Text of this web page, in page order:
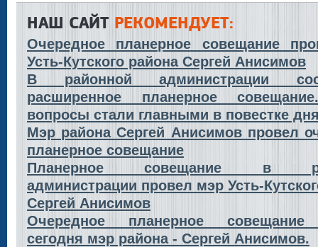
НАШ САЙТРЕКОМЕНДУЕТ:
Очередное планерное совещание
Усть-Кутского района Сергей Анисимов
В районной администрации
расширенное планерное
вопросы стали главными в повестке
Мэр района Сергей Анисимов провел
планерное совещание
Планерное совещание в
администрации провел мэр Усть-
Сергей Анисимов
Очередное планерное совещание
сегодня мэр района - Сергей Анисимов.